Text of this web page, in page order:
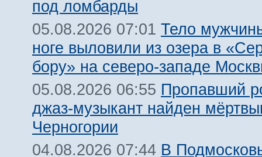
под ломбарды
05.08.2026 07:01 Тело
ноге выловили из озера в
бору» на северо-западе
05.08.2026 06:55 Пропавший
джаз-музыкант найден
Черногории
04.08.2026 07:44 В